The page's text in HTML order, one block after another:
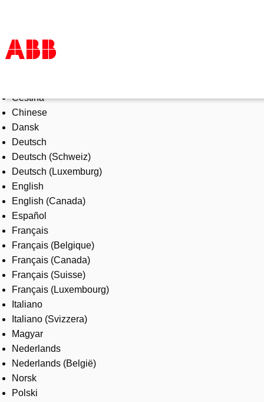
Products & Solutions
Industries
Services
About us
Where to buy
Contact us
Careers
Čeština
Chinese
Dansk
Deutsch
Deutsch (Schweiz)
Deutsch (Luxemburg)
English
English (Canada)
Español
Français
Français (Belgique)
Français (Canada)
Français (Suisse)
Français (Luxembourg)
Italiano
Italiano (Svizzera)
Magyar
Nederlands
Nederlands (België)
Norsk
Polski